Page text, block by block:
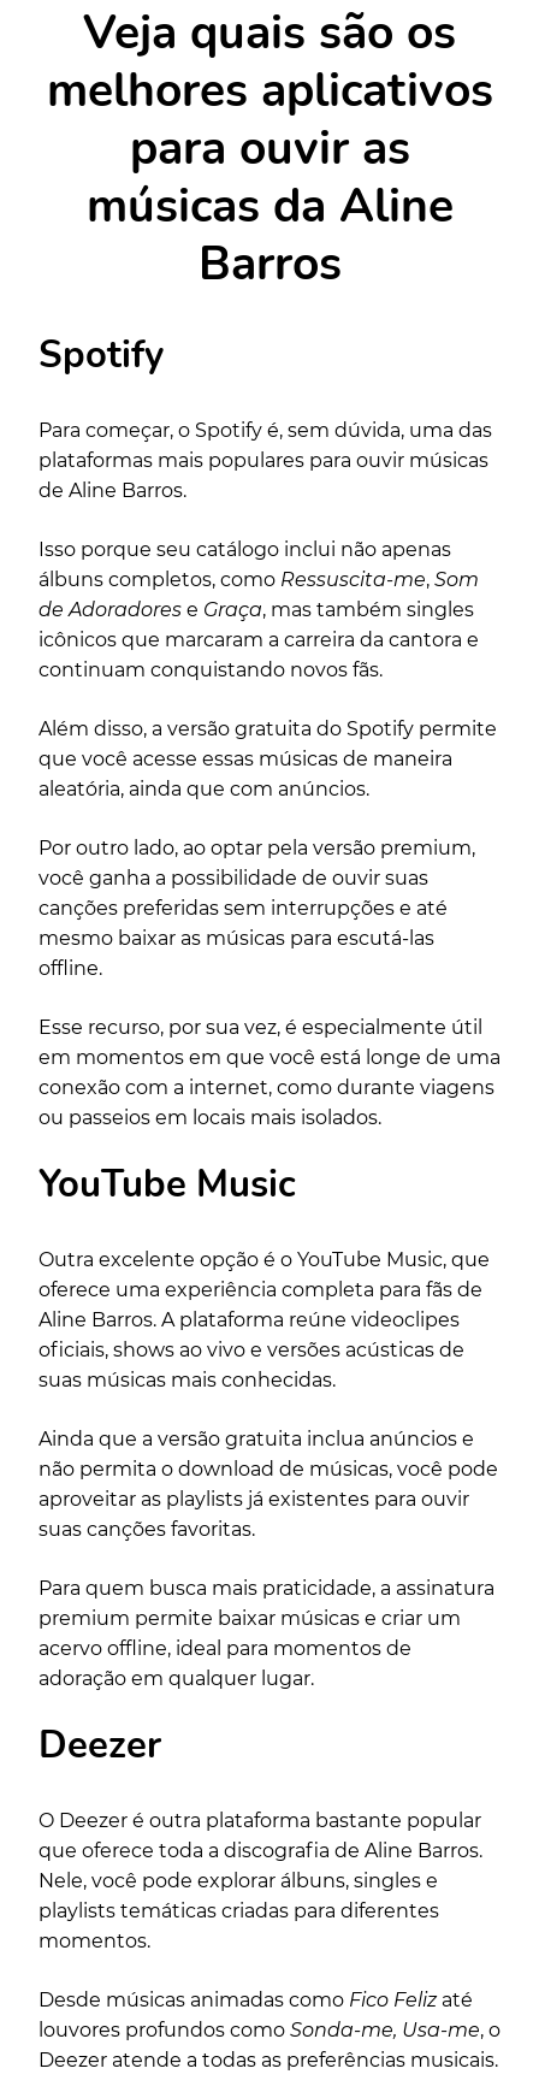
Veja quais são os
melhores aplicativos
para ouvir as
músicas da Aline
Barros
Spotify
Para começar, o Spotify é, sem dúvida, uma das
plataformas mais populares para ouvir músicas
de Aline Barros.
Isso porque seu catálogo inclui não apenas
álbuns completos, como Ressuscita-me, Som
de Adoradores e Graça, mas também singles
icônicos que marcaram a carreira da cantora e
continuam conquistando novos fãs.
Além disso, a versão gratuita do Spotify permite
que você acesse essas músicas de maneira
aleatória, ainda que com anúncios.
Por outro lado, ao optar pela versão premium,
você ganha a possibilidade de ouvir suas
canções preferidas sem interrupções e até
mesmo baixar as músicas para escutá-las
offline.
Esse recurso, por sua vez, é especialmente útil
em momentos em que você está longe de uma
conexão com a internet, como durante viagens
ou passeios em locais mais isolados.
YouTube Music
Outra excelente opção é o YouTube Music, que
oferece uma experiência completa para fãs de
Aline Barros. A plataforma reúne videoclipes
oficiais, shows ao vivo e versões acústicas de
suas músicas mais conhecidas.
Ainda que a versão gratuita inclua anúncios e
não permita o download de músicas, você pode
aproveitar as playlists já existentes para ouvir
suas canções favoritas.
Para quem busca mais praticidade, a assinatura
premium permite baixar músicas e criar um
acervo offline, ideal para momentos de
adoração em qualquer lugar.
Deezer
O Deezer é outra plataforma bastante popular
que oferece toda a discografia de Aline Barros.
Nele, você pode explorar álbuns, singles e
playlists temáticas criadas para diferentes
momentos.
Desde músicas animadas como Fico Felizaté
louvores profundos como Sonda-me, Usa-me, o
Deezer atende a todas as preferências musicais.